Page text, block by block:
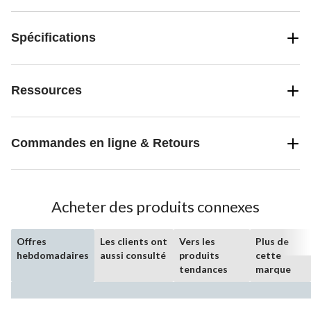
Spécifications
Ressources
Commandes en ligne & Retours
Acheter des produits connexes
Offres
hebdomadaires
Les clients ont
aussi consulté
Vers les
produits
tendances
Plus de
cette
marque